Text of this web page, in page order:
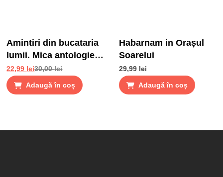
Amintiri din bucataria
lumii. Mica antologie
de gusturi, stari si
gustari
30,00lei
22,99 lei
Adaugă în coș
Habarnam in Orașul
Soarelui
29,99 lei
Adaugă în coș